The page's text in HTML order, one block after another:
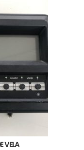
VELA